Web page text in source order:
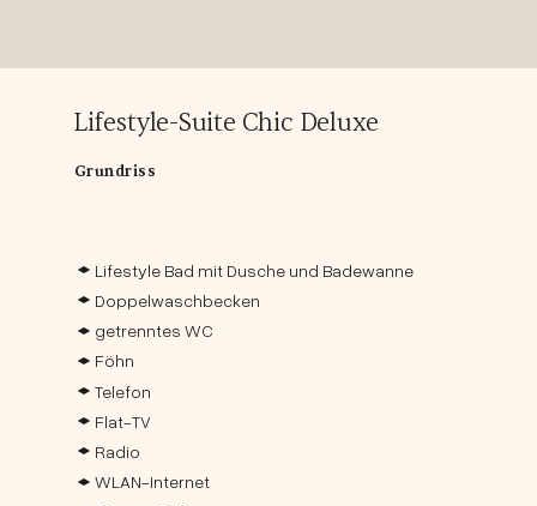
Lifestyle-Suite Chic Deluxe
Grundriss
Lifestyle Bad mit Dusche und Badewanne
Doppelwaschbecken
getrenntes WC
Föhn
Telefon
Flat-TV
Radio
WLAN-Internet